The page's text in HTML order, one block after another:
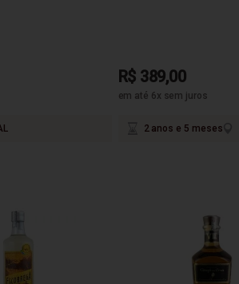
R$ 389,00
em até 6x sem juros
2 anos e 5 meses